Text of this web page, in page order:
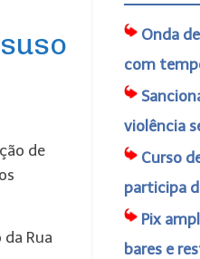
de
Rua
Onda
com
violência
Curso
participa
Pix
bares e